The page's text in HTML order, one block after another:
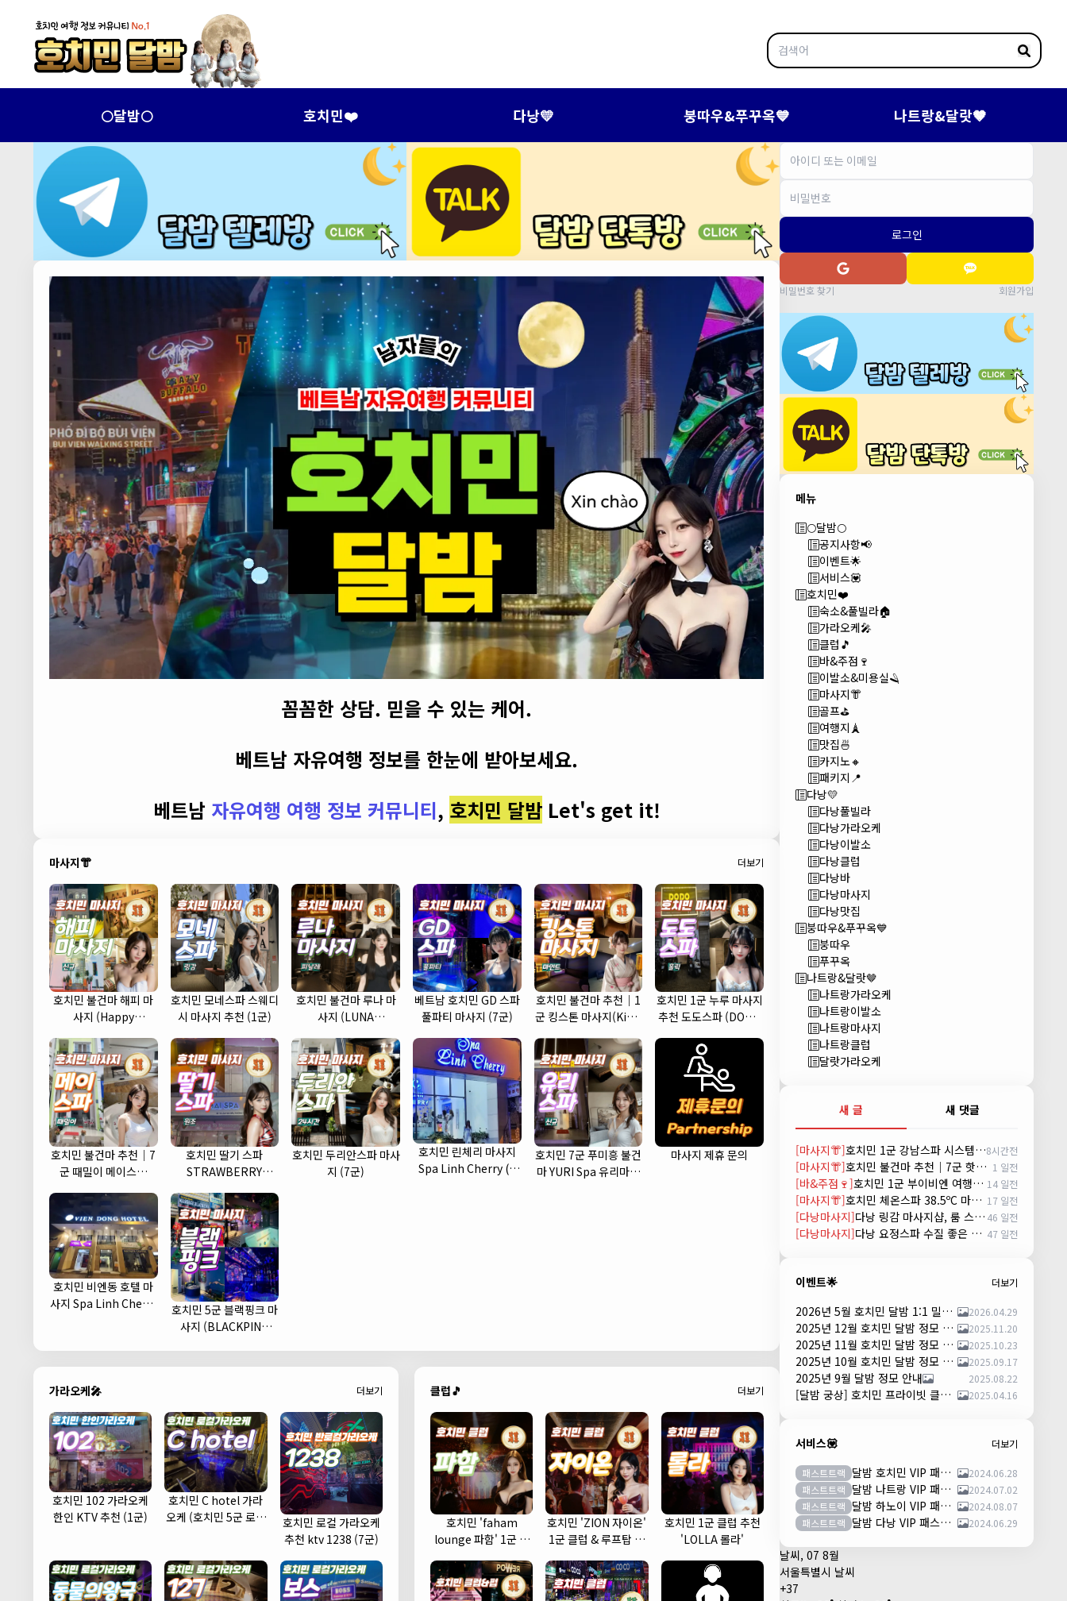
🌕달밤🌕 호치민❤️ 다낭💛 붕따우&푸꾸옥💙 나트랑&달랏🤎
꼼꼼한 상담. 믿을 수 있는 케어.
베트남 자유여행 정보를 한눈에 받아보세요.
베트남 자유여행 여행 정보 커뮤니티, 호치민 달밤Let's get it!
마사지👘 더보기
호치민 불건마 해피 마
사지 (Happy
호치민 모네스파 스웨디
시 마사지 추천 (1군)
호치민 불건마 루나 마
사지 (LUNA
베트남 호치민 GD 스파
풀파티 마사지 (7군)
호치민 불건마 추천｜1
군 킹스톤 마사지(King
호치민 1군 누루 마사지
추천 도도스파 (DODO
호치민 불건마 추천｜7
군 때밀이 메이스파
호치민 딸기 스파
STRAWBERRY
호치민 두리안스파 마사
지 (7군)
호치민 린체리 마사지
Spa Linh Cherry (1
호치민 7군 푸미흥 불건
마 YURI Spa 유리마사
마사지 제휴 문의
호치민 비엔동 호텔 마
사지 Spa Linh Cherry
호치민 5군 블랙핑크 마
사지 (BLACKPINK
가라오케🎤 더보기
호치민 102 가라오케
한인 KTV 추천 (1군)
호치민 C hotel 가라
오케 (호치민 5군 로컬
호치민 로컬 가라오케
추천 ktv 1238 (7군)
클럽🎵 더보기
호치민 'faham
lounge 파함' 1군 클
호치민 'ZION 자이온'
1군 클럽 & 루프탑 스
호치민 1군 클럽 추천
'LOLLA 롤라'
로그인
비밀번호 찾기 회원가입
메뉴
🌕달밤🌕
공지사항📢
이벤트🌟
서비스💟
호치민❤️
숙소&풀빌라🏠
가라오케🎤
클럽🎵
바&주점🍷
이발소&미용실🪒
마사지👘
골프⛳
여행지🗼
맛집🍜
카지노🔸
패키지📍
다낭💛
다낭풀빌라
다낭가라오케
다낭이발소
다낭클럽
다낭바
다낭마사지
다낭맛집
붕따우&푸꾸옥💙
붕따우
푸꾸옥
나트랑&달랏🤎
나트랑가라오케
나트랑이발소
나트랑마사지
나트랑클럽
달랏가라오케
새 글 새 댓글
[마사지👘] 호치민 1군 강남스파 시스템 및 예약방법 (GANGNAM SPA)8시간전
[마사지👘] 호치민 불건마 추천｜7군 핫스톤 마사지(Hot Stone massage) 1 일전
[바&주점🍷] 호치민 1군 부이비엔 여행자거리 착석 토킹바 놀이터 (NORITER LOUNGE) 14 일전
[마사지👘] 호치민 체온스파 38.5ºC 마사지 CHEON SPA Massage 17 일전
[다낭마사지] 다낭 링감 마사지샵, 룸 스파(Room Spa) 예약 46 일전
[다낭마사지] 다낭 요정스파 수질 좋은 곳 시스템 및 예약 방법 47 일전
이벤트🌟 더보기
2026년 5월 호치민 달밤 1:1 밀착 댄서 파티 안내 2026.04.29
2025년 12월 호치민 달밤 정모 안내 2025.11.20
2025년 11월 호치민 달밤 정모 안내 2025.10.23
2025년 10월 호치민 달밤 정모 안내 2025.09.17
2025년 9월 달밤 정모 안내 2025.08.22
[달밤 궁상] 호치민 프라이빗 클럽 댄스 파티 – 하루 한 팀만! 2025.04.16
서비스💟 더보기
패스트트랙 달밤 호치민 VIP 패스트트랙 이용안내 (떤션넛공항)
2024.06.28
패스트트랙
달밤 나트랑 VIP 패스트트랙 이용안내 (깜란공항)
2024.07.02
패스트트랙
달밤 하노이 VIP 패스트트랙 이용안내 (노이바이공항)
2024.08.07
패스트트랙
달밤 다낭 VIP 패스트트랙 이용안내 (다낭국제공항) 2024.06.29
날씨, 07 8월
서울특별시 날씨
+37